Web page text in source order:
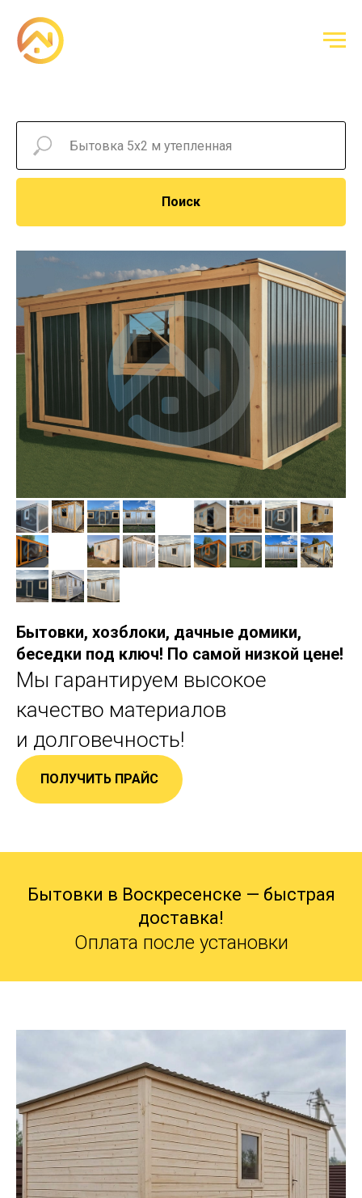
Поиск
Бытовки, хозблоки, дачные домики,
беседки под ключ! По самой низкой цене!
Мы гарантируем высокое
качество материалов
и долговечность!
ПОЛУЧИТЬ ПРАЙС
Бытовки в Воскресенске — быстрая
доставка!
Оплата после установки